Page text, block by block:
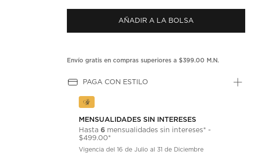
puntuación.
en
la
AÑADIR A LA BOLSA
Envío gratis en compras superiores a $399.00 M.N.
PAGA CON ESTILO
MENSUALIDADES SIN INTERESES
Hasta6 mensualidades sin intereses* -
$499.00*
Vigencia del 16 de Julio al 31 de Diciembre